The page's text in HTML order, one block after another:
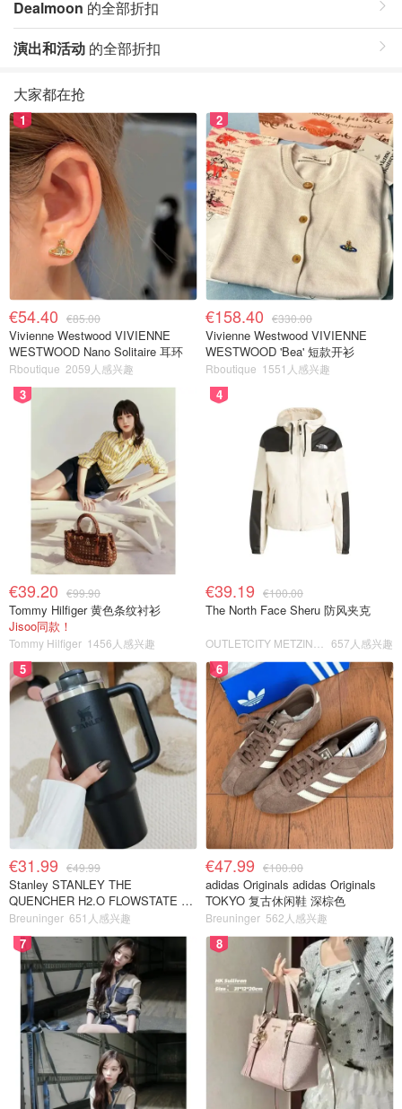
Dealmoon 的全部折扣
演出和活动 的全部折扣
大家都在抢
1
€54.40 €85.00
Vivienne Westwood VIVIENNE
WESTWOOD Nano Solitaire 耳环
Rboutique 2059人感兴趣
2
€158.40 €330.00
Vivienne Westwood VIVIENNE
WESTWOOD 'Bea' 短款开衫
Rboutique 1551人感兴趣
3
€39.20 €99.90
Tommy Hilfiger 黄色条纹衬衫
Jisoo同款！
Tommy Hilfiger 1456人感兴趣
4
€39.19 €100.00
The North Face Sheru 防风夹克
657人感兴趣
5
€31.99 €49.99
Stanley STANLEY THE
QUENCHER H2.O FLOWSTATE 保
温杯 1.18L 黑色
Breuninger 651人感兴趣
6
€47.99 €100.00
adidas Originals adidas Originals
TOKYO 复古休闲鞋 深棕色
Breuninger 562人感兴趣
7 8